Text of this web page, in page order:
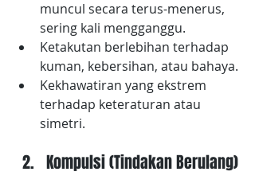
muncul secara terus-menerus,
sering kali mengganggu.
Ketakutan berlebihan terhadap
kuman, kebersihan, atau bahaya.
Kekhawatiran yang ekstrem
terhadap keteraturan atau
simetri.
Kompulsi (Tindakan Berulang)